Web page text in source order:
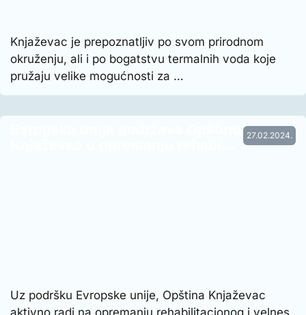
Knjaževac je prepoznatljiv po svom prirodnom
okruženju, ali i po bogatstvu termalnih voda koje
pružaju velike mogućnosti za …
27.02.2024.
Uz podršku Evropske unije, Opština Knjaževac
aktivno radi na opremanju rehabilitacionog i velnes